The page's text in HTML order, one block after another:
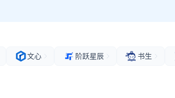
文心 阶跃星辰 书生